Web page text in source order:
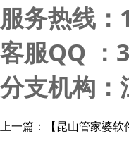
服务热线
客服QQ
分支机构：
上一篇： 【昆山管家婆